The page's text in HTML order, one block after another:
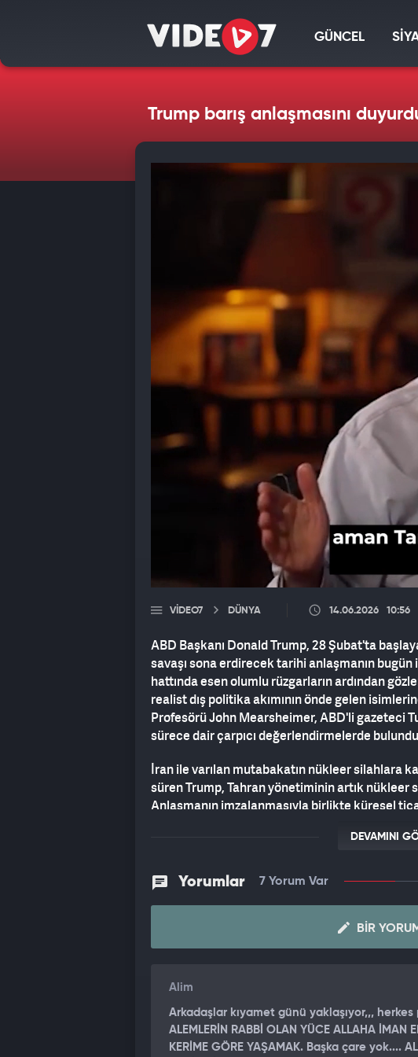
GÜNCEL
Trump barış anlaşmasını
VIDEO7 DÜNYA 14.06.2026 10:56
ABD Başkanı Donald Trump, 28 Şubat'ta
savaşı sona erdirecek tarihi anlaşmanın bugün
hattında esen olumlu rüzgarların ardından
realist dış politika akımının önde gelen
Profesörü John Mearsheimer, ABD'li gazeteci
sürece dair çarpıcı değerlendirmelerde
İran ile varılan mutabakatın nükleer silahlara
süren Trump, Tahran yönetiminin artık
Anlaşmanın imzalanmasıyla birlikte küresel
planlanıyor ve imzalandıktan hemen sonra
"ELİMİZDE SON BİR ÇÖZÜM YOLU DAHA VAR"
Sürecin pürüzsüz ilerlemesini temenni ettiğini
bulunduğunu vurgulayan Trump, "Umarım
bekliyoruz." ifadelerini kullandı.
Trump'ın açıklamaları küresel piyasalarda
Mearsheimer, Tucker Carlson'ın programında
hakkında ezber bozan analizler yaptı. Olası bir
DEVAMINI
Yorumlar 7 Yorum Var
BIR
Alim
Arkadaşlar kıyamet günü yaklaşıyor,,,
ALEMLERİN RABBİ OLAN YÜCE ALLAHA İMAN
KERİME GÖRE YAŞAMAK. Başka çare yok....